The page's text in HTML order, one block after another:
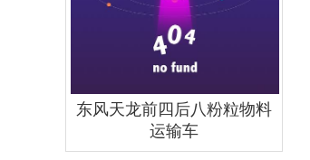
东风天龙前四后八粉粒物料
运输车